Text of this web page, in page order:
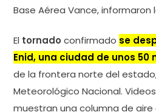
Base Aérea Vance, informaron
El tornado confirmado se
Enid, una ciudad de unos
de la frontera norte del
Meteorológico Nacional.
muestran una columna de